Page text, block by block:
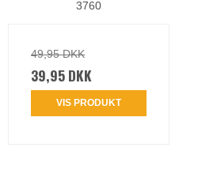
3760
49,95 DKK
39,95 DKK
VIS PRODUKT